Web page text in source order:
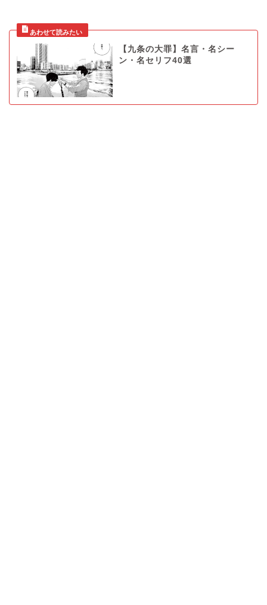
【九条の大罪】名言・名シー
ン・名セリフ40選